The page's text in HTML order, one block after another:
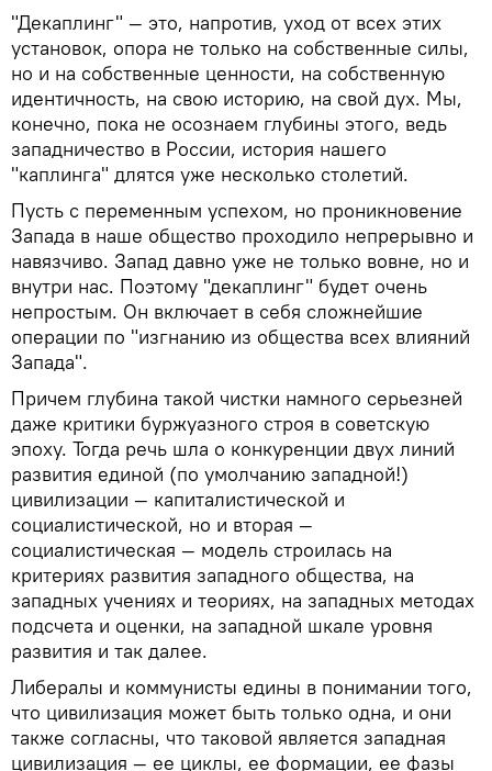
"Декаплинг" — это, напротив, уход от всех этих
установок, опора не только на собственные силы,
но и на собственные ценности, на собственную
идентичность, на свою историю, на свой дух. Мы,
конечно, пока не осознаем глубины этого, ведь
западничество в России, история нашего
"каплинга" длятся уже несколько столетий.
Пусть с переменным успехом, но проникновение
Запада в наше общество проходило непрерывно и
навязчиво. Запад давно уже не только вовне, но и
внутри нас. Поэтому "декаплинг" будет очень
непростым. Он включает в себя сложнейшие
операции по "изгнанию из общества всех влияний
Запада".
Причем глубина такой чистки намного серьезней
даже критики буржуазного строя в советскую
эпоху. Тогда речь шла о конкуренции двух линий
развития единой (по умолчанию западной!)
цивилизации — капиталистической и
социалистической, но и вторая —
социалистическая — модель строилась на
критериях развития западного общества, на
западных учениях и теориях, на западных методах
подсчета и оценки, на западной шкале уровня
развития и так далее.
Либералы и коммунисты едины в понимании того,
что цивилизация может быть только одна, и они
также согласны, что таковой является западная
цивилизация — ее циклы, ее формации, ее фазы